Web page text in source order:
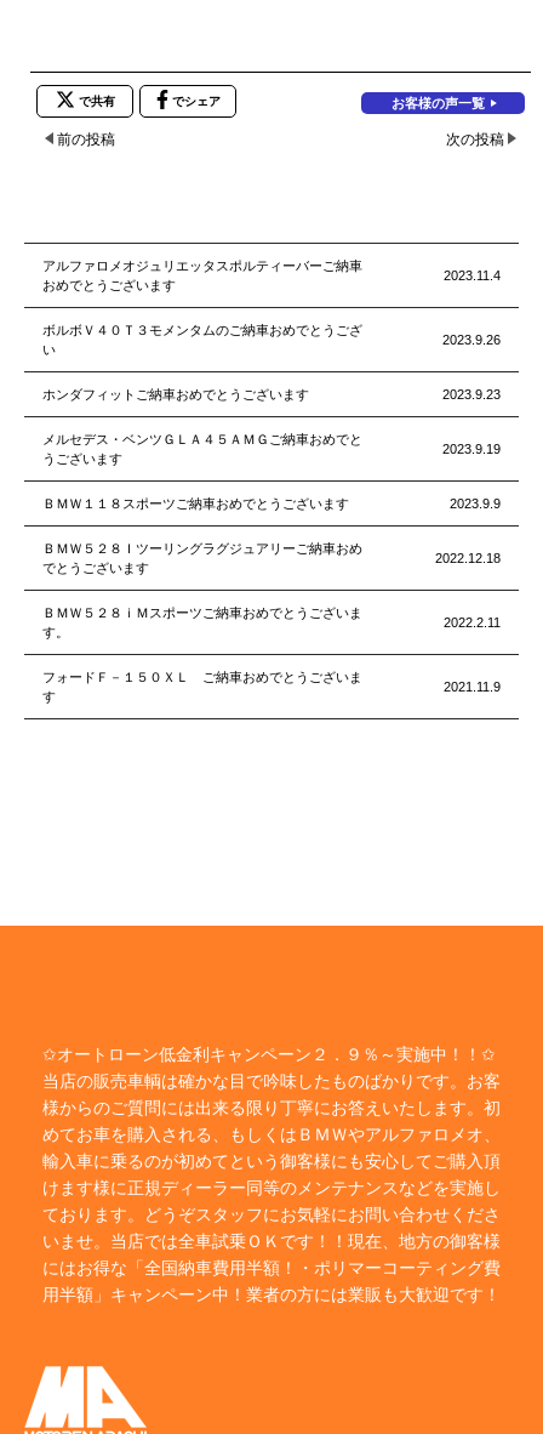
で共有 でシェア お客様の声一覧
前の投稿 次の投稿
アルファロメオジュリエッタスポルティーバーご納車
おめでとうございます
2023.11.4
ボルボＶ４０Ｔ３モメンタムのご納車おめでとうござ
い
2023.9.26
ホンダフィットご納車おめでとうございます 2023.9.23
メルセデス・ベンツＧＬＡ４５ＡＭＧご納車おめでと
うございます
2023.9.19
ＢＭＷ１１８スポーツご納車おめでとうございます 2023.9.9
ＢＭＷ５２８Ｉツーリングラグジュアリーご納車おめ
でとうございます
2022.12.18
ＢＭＷ５２８ｉＭスポーツご納車おめでとうございま
す。
2022.2.11
フォードＦ－１５０ＸＬ ご納車おめでとうございま
す
2021.11.9
✩オートローン低金利キャンペーン２．９％～実施中！！✩
当店の販売車輌は確かな目で吟味したものばかりです。お客
様からのご質問には出来る限り丁寧にお答えいたします。初
めてお車を購入される、もしくはＢＭＷやアルファロメオ、
輸入車に乗るのが初めてという御客様にも安心してご購入頂
けます様に正規ディーラー同等のメンテナンスなどを実施し
ております。どうぞスタッフにお気軽にお問い合わせくださ
いませ。当店では全車試乗ＯＫです！！現在、地方の御客様
にはお得な「全国納車費用半額！・ポリマーコーティング費
用半額」キャンペーン中！業者の方には業販も大歓迎です！